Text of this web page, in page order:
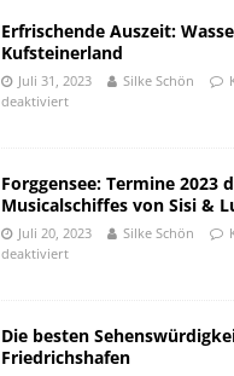
Erfrischende Auszeit:
Kufsteinerland
Juli 31, 2023 Silke Schön
deaktiviert
Forggensee: Termine 2023
Musicalschiffes von Sisi &
Juli 20, 2023 Silke Schön
deaktiviert
Die besten
Friedrichshafen